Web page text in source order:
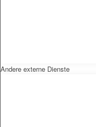
Andere externe Dienste